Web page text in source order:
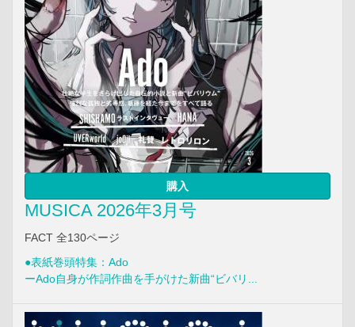
購入
MUSICA 2026年3月号
FACT 全130ページ
●表紙巻頭特集：Ado
ーAdo自身が作詞作曲を手がけた新曲“ビバリ...